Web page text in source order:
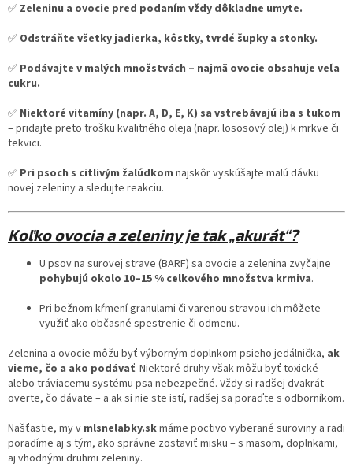
✅ Zeleninu a ovocie pred podaním vždy dôkladne umyte.
✅ Odstráňte všetky jadierka, kôstky, tvrdé šupky a stonky.
✅ Podávajte v malých množstvách – najmä ovocie obsahuje veľa
cukru.
✅ Niektoré vitamíny (napr. A, D, E, K) sa vstrebávajú iba s tukom
– pridajte preto trošku kvalitného oleja (napr. lososový olej) k mrkve či
tekvici.
✅ Pri psoch s citlivým žalúdkom najskôr vyskúšajte malú dávku
novej zeleniny a sledujte reakciu.
Koľko ovocia a zeleniny je tak „akurát“?
U psov na surovej strave (BARF) sa ovocie a zelenina zvyčajne
pohybujú okolo 10–15 % celkového množstva krmiva.
Pri bežnom kŕmení granulami či varenou stravou ich môžete
využiť ako občasné spestrenie či odmenu.
Zelenina a ovocie môžu byť výborným doplnkom psieho jedálnička, ak
vieme, čo a ako podávať. Niektoré druhy však môžu byť toxické
alebo tráviacemu systému psa nebezpečné. Vždy si radšej dvakrát
overte, čo dávate – a ak si nie ste istí, radšej sa poraďte s odborníkom.
Našťastie, my v mlsnelabky.skmáme poctivo vyberané suroviny a radi
poradíme aj s tým, ako správne zostaviť misku – s mäsom, doplnkami,
aj vhodnými druhmi zeleniny.